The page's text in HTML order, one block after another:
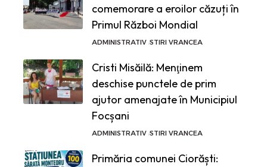
comemorare a eroilor căzuți în
Primul Război Mondial
ADMINISTRATIV STIRI VRANCEA
Cristi Misăilă: Menţinem
deschise punctele de prim
ajutor amenajate în Municipiul
Focșani
ADMINISTRATIV STIRI VRANCEA
Primăria comunei Ciorăști: